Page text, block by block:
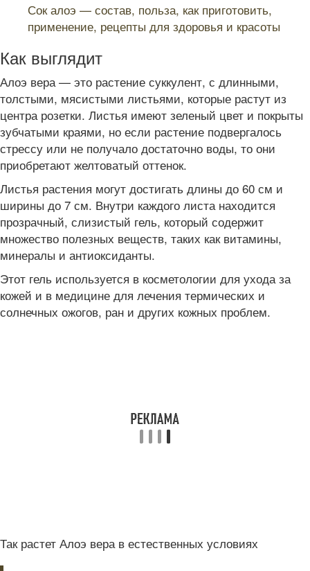
Сок алоэ — состав, польза, как приготовить,
применение, рецепты для здоровья и красоты
Как выглядит
Алоэ вера — это растение суккулент, с длинными,
толстыми, мясистыми листьями, которые растут из
центра розетки. Листья имеют зеленый цвет и покрыты
зубчатыми краями, но если растение подвергалось
стрессу или не получало достаточно воды, то они
приобретают желтоватый оттенок.
Листья растения могут достигать длины до 60 см и
ширины до 7 см. Внутри каждого листа находится
прозрачный, слизистый гель, который содержит
множество полезных веществ, таких как витамины,
минералы и антиоксиданты.
Этот гель используется в косметологии для ухода за
кожей и в медицине для лечения термических и
солнечных ожогов, ран и других кожных проблем.
Так растет Алоэ вера в естественных условиях